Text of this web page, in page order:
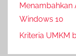
Menambahkan
Windows 10
Kriteria UMKM